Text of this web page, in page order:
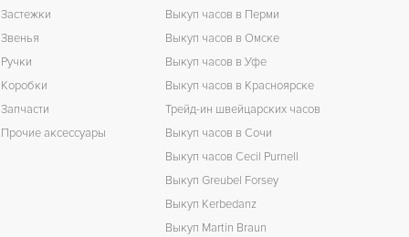
Застежки
Звенья
Ручки
Коробки
Запчасти
Прочие аксессуары
Выкуп часов в Перми
Выкуп часов в Омске
Выкуп часов в Уфе
Выкуп часов в Красноярске
Трейд-ин швейцарских часов
Выкуп часов в Сочи
Выкуп часов Cecil Purnell
Выкуп Greubel Forsey
Выкуп Kerbedanz
Выкуп Martin Braun